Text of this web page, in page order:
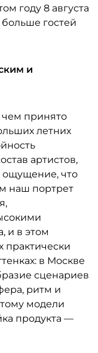
году 8 августа
гостей
и
принято
летних
артистов,
ощущение, что
наш портрет
и в этом
практически
в Москве
сценариев
ритм и
модели
продукта —